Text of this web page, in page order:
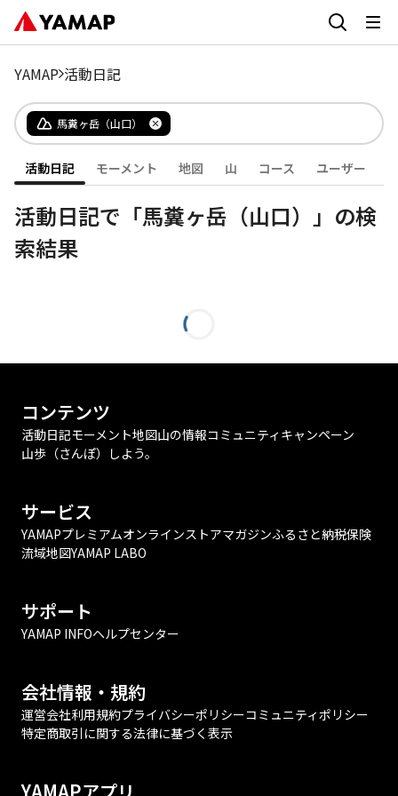
YAMAP 活動日記
馬糞ヶ岳（山口）
活動日記 モーメント 地図 山 コース ユーザー
活動日記で「馬糞ヶ岳（山口）」の検
索結果
コンテンツ
活動日記モーメント地図山の情報コミュニティ キャンペーン
山歩（さんぽ）しよう。
サービス
YAMAPプレミアムオンラインストアマガジンふるさと納税保険
流域地図YAMAP LABO
サポート
YAMAP INFOヘルプセンター
会社情報・規約
運営会社利用規約プライバシーポリシーコミュニティポリシー
特定商取引に関する法律に基づく表示